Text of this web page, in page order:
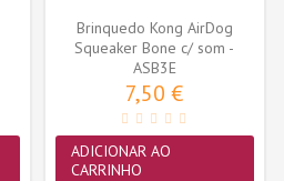
Brinquedo Kong AirDog
Squeaker Bone c/ som -
Small (ASB3E)
ASB3E
7,50 €
ADICIONAR AO
CARRINHO